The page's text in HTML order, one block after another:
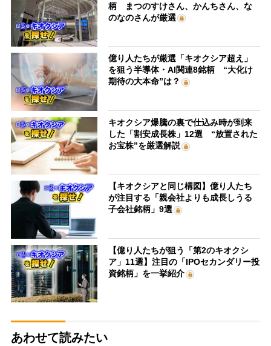
柄 まつのすけさん、かんちさん、な
のなのさんが厳選
億り人たちが厳選「キオクシア超え」
を狙う半導体・AI関連8銘柄 “大化け
期待の大本命”は？
キオクシア爆騰の裏で仕込み時が到来
した「割安成長株」12選 “放置された
お宝株”を厳選解説
【キオクシアと同じ構図】億り人たち
が注目する「親会社よりも成長しうる
子会社銘柄」9選
【億り人たちが狙う「第2のキオクシ
ア」11選】注目の「IPOセカンダリー投
資銘柄」を一挙紹介
あわせて読みたい